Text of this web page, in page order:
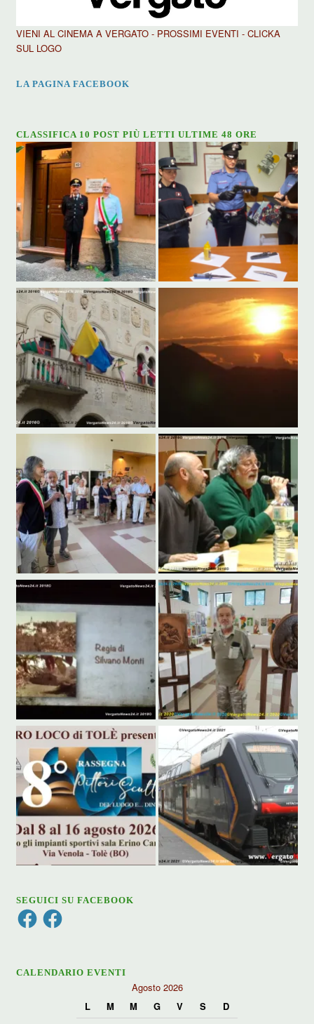
VIENI AL CINEMA A VERGATO - PROSSIMI EVENTI - CLICKA
SUL LOGO
LA PAGINA FACEBOOK
CLASSIFICA 10 POST PIÙ LETTI ULTIME 48 ORE
SEGUICI SU FACEBOOK
FacebookFacebook
CALENDARIO EVENTI
Agosto 2026
L
M M G V S
D